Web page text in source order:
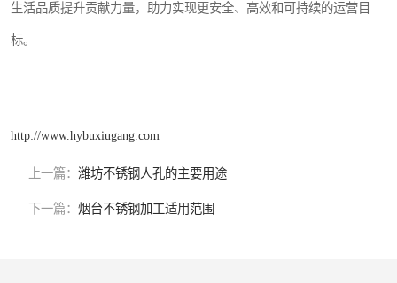
生活品质提升贡献力量，助力实现更安全、高效和可持续的运营目
标。
http://www.hybuxiugang.com
上一篇： 潍坊不锈钢人孔的主要用途
下一篇： 烟台不锈钢加工适用范围